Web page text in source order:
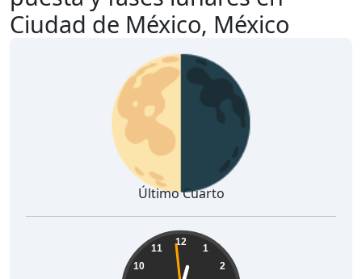
Ciudad de México, México
🌗
Último Cuarto
12
1
2
10
11